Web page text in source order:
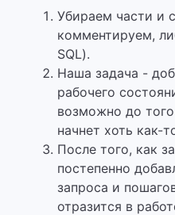
Убираем части и
комментируем,
SQL).
Наша задача -
рабочего
возможно до
начнет хоть как-
После того, как
постепенно
запроса и
отразится в